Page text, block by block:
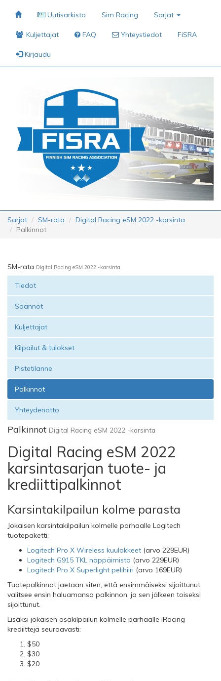
Uutisarkisto Sim Racing Sarjat
Kuljettajat FAQ Yhteystiedot FiSRA
Kirjaudu
Sarjat SM-rata
Digital Racing eSM 2022 -karsinta
Palkinnot
SM-rata Digital Racing eSM 2022 -karsinta
Tiedot
Säännöt
Kuljettajat
Kilpailut & tulokset
Pistetilanne
Palkinnot
Yhteydenotto
Palkinnot Digital Racing eSM 2022 -karsinta
Digital Racing eSM 2022
karsintasarjan tuote- ja
krediittipalkinnot
Karsintakilpailun kolme parasta
Jokaisen karsintakilpailun kolmelle parhaalle Logitech
tuotepaketti:
Logitech Pro X Wireless kuulokkeet (arvo 229EUR)
Logitech G915 TKL näppäimistö (arvo 229EUR)
Logitech Pro X Superlight pelihiiri (arvo 169EUR)
Tuotepalkinnot jaetaan siten, että ensimmäiseksi sijoittunut
valitsee ensin haluamansa palkinnon, ja sen jälkeen toiseksi
sijoittunut.
Lisäksi jokaisen osakilpailun kolmelle parhaalle iRacing
krediittejä seuraavasti:
$50
$30
$20